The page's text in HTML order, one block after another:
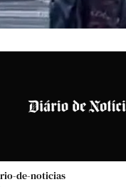
de-noticias